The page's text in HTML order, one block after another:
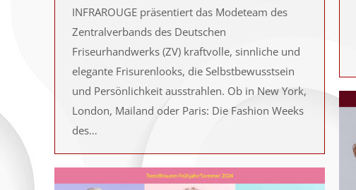
INFRAROUGE präsentiert das Modeteam des
Zentralverbands des Deutschen
Friseurhandwerks (ZV) kraftvolle, sinnliche und
elegante Frisurenlooks, die Selbstbewusstsein
und Persönlichkeit ausstrahlen. Ob in New York,
London, Mailand oder Paris: Die Fashion Weeks
des…